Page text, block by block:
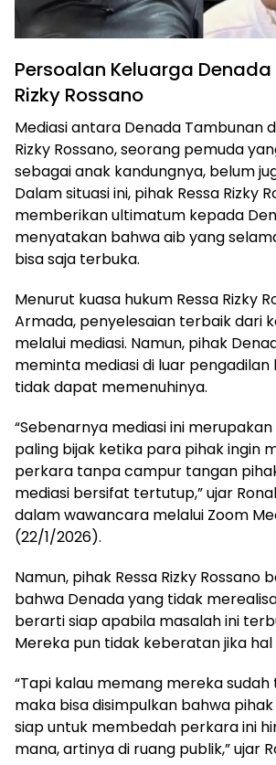
Persoalan Keluarga Denada
Rizky Rossano
Mediasi antara Denada Tambunan
Rizky Rossano, seorang pemuda
sebagai anak kandungnya, belum
Dalam situasi ini, pihak Ressa Rizky
memberikan ultimatum kepada
menyatakan bahwa aib yang
bisa saja terbuka.
Menurut kuasa hukum Ressa Rizky
Armada, penyelesaian terbaik dari
melalui mediasi. Namun, pihak
meminta mediasi di luar pengadilan
tidak dapat memenuhinya.
“Sebenarnya mediasi ini
paling bijak ketika para pihak ingin
perkara tanpa campur tangan
mediasi bersifat tertutup,” ujar
dalam wawancara melalui Zoom
(22/1/2026).
Namun, pihak Ressa Rizky Rossano
bahwa Denada yang tidak
berarti siap apabila masalah ini
Mereka pun tidak keberatan jika
“Tapi kalau memang mereka sudah
maka bisa disimpulkan bahwa
siap untuk membedah perkara ini
mana, artinya di ruang publik,” ujar